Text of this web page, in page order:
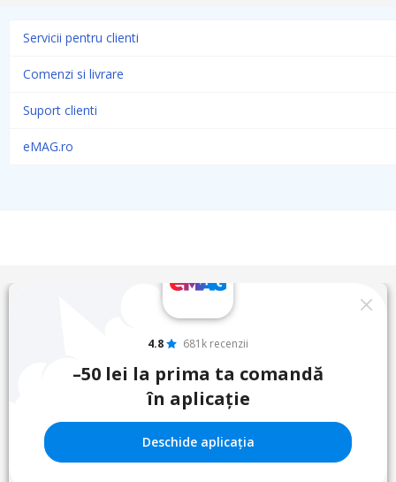
Servicii pentru clienti
Comenzi si livrare
Suport clienti
eMAG.ro
4.8 681k recenzii
–50 lei la prima ta comandă
în aplicație
Deschide aplicația